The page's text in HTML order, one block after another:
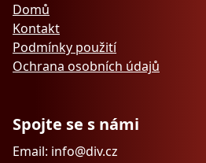
Domů
Kontakt
Podmínky použití
Ochrana osobních údajů
Spojte se s námi
Email: info@div.cz